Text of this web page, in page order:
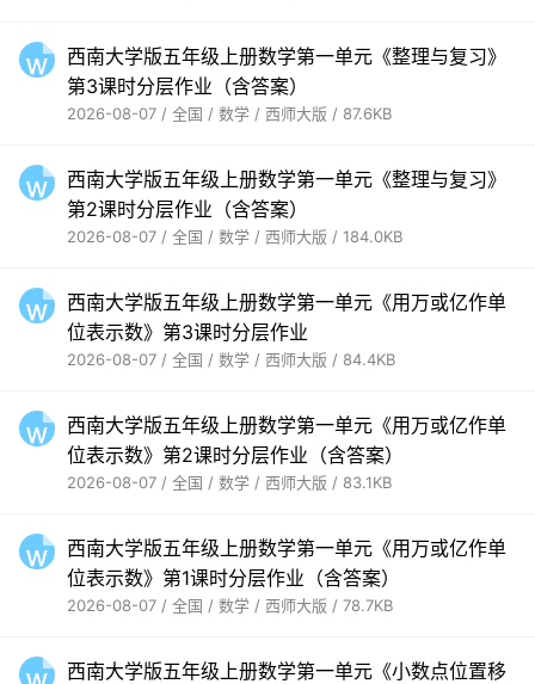
西南大学版五年级上册数学第一单元《整理与复习》
第3课时分层作业（含答案）
2026-08-07 / 全国 / 数学 / 西师大版 / 87.6KB
西南大学版五年级上册数学第一单元《整理与复习》
第2课时分层作业（含答案）
2026-08-07 / 全国 / 数学 / 西师大版 / 184.0KB
西南大学版五年级上册数学第一单元《用万或亿作单
位表示数》第3课时分层作业
2026-08-07 / 全国 / 数学 / 西师大版 / 84.4KB
西南大学版五年级上册数学第一单元《用万或亿作单
位表示数》第2课时分层作业（含答案）
2026-08-07 / 全国 / 数学 / 西师大版 / 83.1KB
西南大学版五年级上册数学第一单元《用万或亿作单
位表示数》第1课时分层作业（含答案）
2026-08-07 / 全国 / 数学 / 西师大版 / 78.7KB
西南大学版五年级上册数学第一单元《小数点位置移